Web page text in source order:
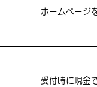
ホームページ
受付時に現金